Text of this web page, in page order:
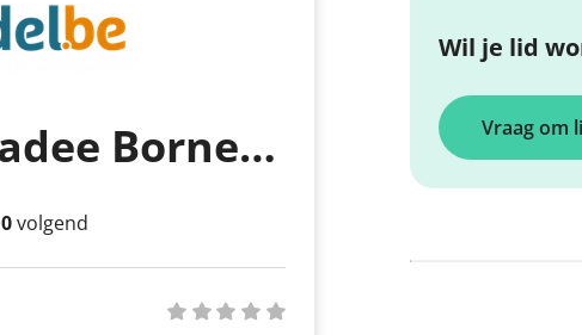
Wandelclub Kadee Bornem vzw
0volgend
Wil je lid
Vraag om